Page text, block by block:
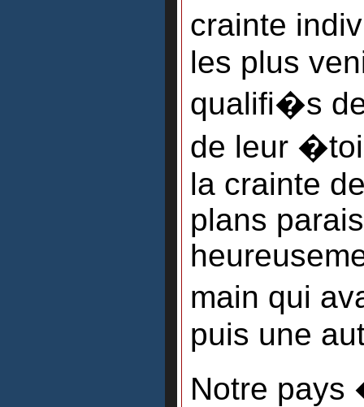
crainte
les plus
qualifi�s
de leur
la crainte
plans
main qui
puis une
Notre pays